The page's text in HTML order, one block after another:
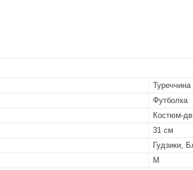
Туреччина
Футболка
Костюм-
31 см
Гудзики,
M